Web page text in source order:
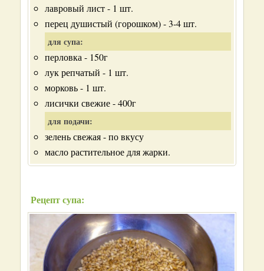
лавровый лист - 1 шт.
перец душистый (горошком) - 3-4 шт.
для супа:
перловка - 150г
лук репчатый - 1 шт.
морковь - 1 шт.
лисички свежие - 400г
для подачи:
зелень свежая - по вкусу
масло растительное для жарки.
Рецепт супа: